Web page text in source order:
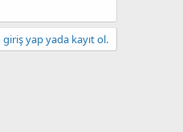
yap yada kayıt ol.